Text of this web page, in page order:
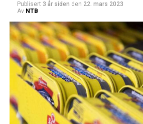
Publisert 3 år siden den 22. mars 2023
Av NTB